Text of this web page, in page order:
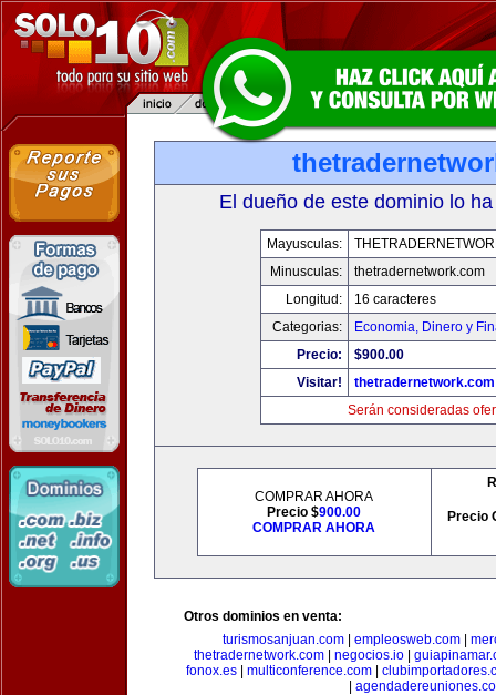
El dueño de este dominio lo
Mayusculas:
Minusculas:
thetradernetwork.com
Longitud:
16 caracteres
Categorias:
Economia, Dinero y
Precio:
$900.00
Visitar!
thetradernetwork.com
Serán consideradas
COMPRAR AHORA
Precio $900.00
COMPRAR AHORA
Precio
Otros dominios en venta:
turismosanjuan.com| empleosweb.com|
thetradernetwork.com
negocios.io
fonox.es| multiconference.com|